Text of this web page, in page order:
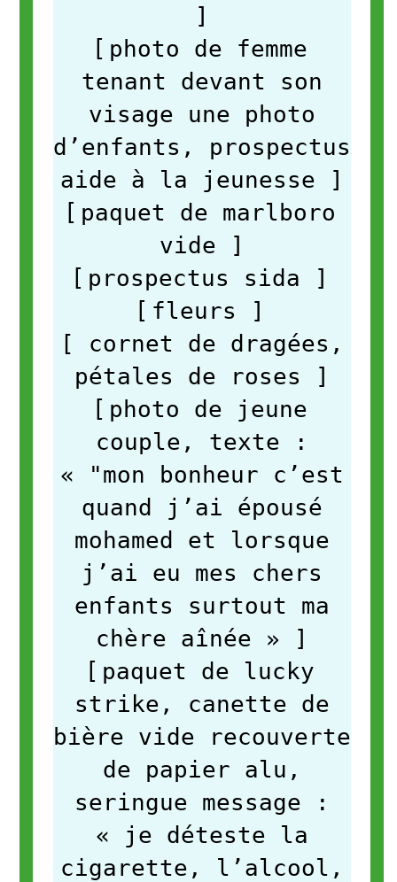
]
[ photo de femme
tenant devant son
visage une photo
d’enfants, prospectus
aide à la jeunesse
]
[ paquet de marlboro
vide
]
[ prospectus sida ]
[ fleurs
]
[ cornet de dragées,
pétales de roses
]
[ photo de jeune
couple, texte :
« "mon bonheur c’est
quand j’ai épousé
mohamed et lorsque
j’ai eu mes chers
enfants surtout ma
chère aînée »
]
[ paquet de lucky
strike, canette de
bière vide recouverte
de papier alu,
seringue message :
« je déteste la
cigarette, l’alcool,